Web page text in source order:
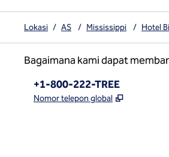
Lokasi / AS / Mississippi / Hotel
Bagaimana kami dapat
Telepon:
+1-800-222-TREE
Nomor telepon global ,